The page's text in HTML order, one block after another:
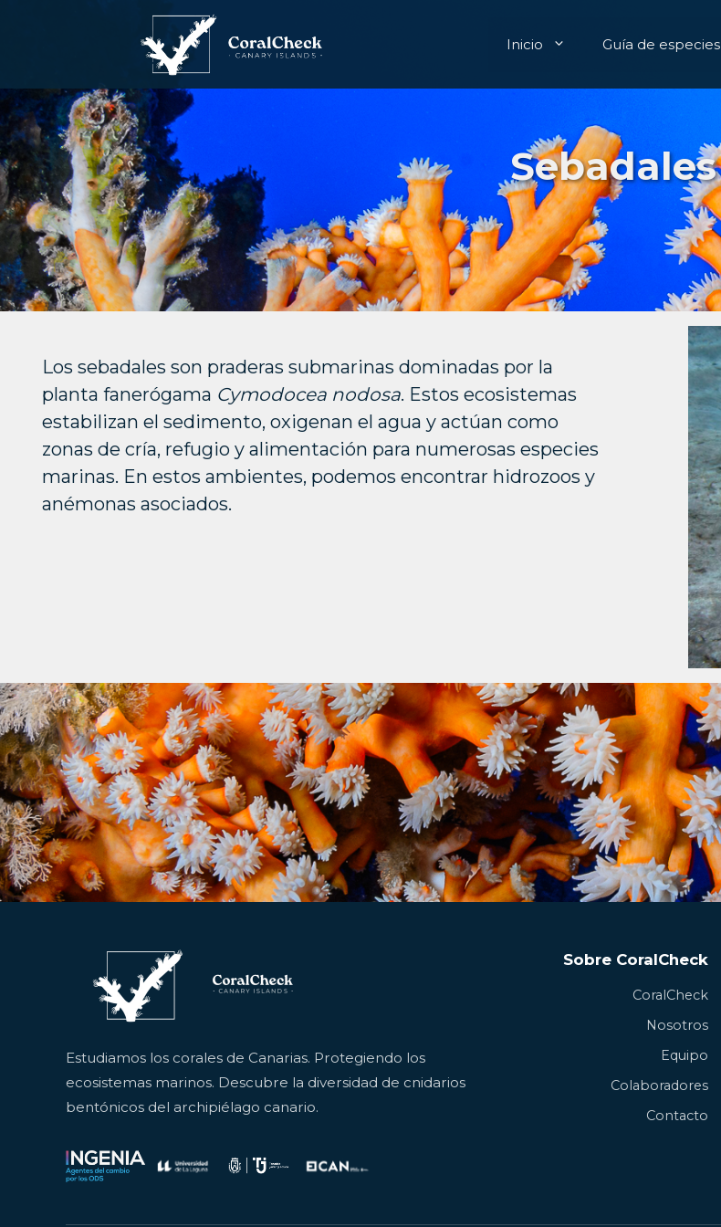
Inicio Guía de especies
Sebadales
Los sebadales son praderas submarinas dominadas por la
planta fanerógama Cymodocea nodosa. Estos ecosistemas
estabilizan el sedimento, oxigenan el agua y actúan como
zonas de cría, refugio y alimentación para numerosas especies
marinas. En estos ambientes, podemos encontrar hidrozoos y
anémonas asociados.
Estudiamos los corales de Canarias. Protegiendo los
ecosistemas marinos. Descubre la diversidad de cnidarios
bentónicos del archipiélago canario.
Sobre CoralCheck
CoralCheck
Nosotros
Equipo
Colaboradores
Contacto